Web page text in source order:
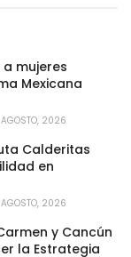
mujeres
Mexicana
2026
Calderitas
en
2026
y Cancún
la Estrategia